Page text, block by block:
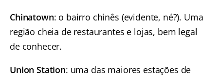
Chinatown: o bairro chinês (evidente, né?). Uma
região cheia de restaurantes e lojas, bem legal
de conhecer.
Union Station: uma das maiores estações de